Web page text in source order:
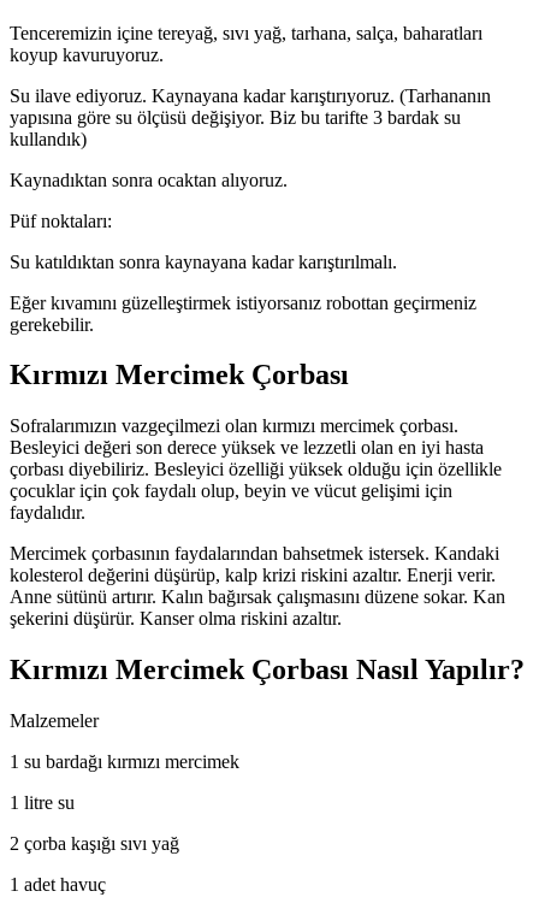
Tenceremizin içine tereyağ, sıvı yağ, tarhana, salça, baharatları
koyup kavuruyoruz.
Su ilave ediyoruz. Kaynayana kadar karıştırıyoruz. (Tarhananın
yapısına göre su ölçüsü değişiyor. Biz bu tarifte 3 bardak su
kullandık)
Kaynadıktan sonra ocaktan alıyoruz.
Püf noktaları:
Su katıldıktan sonra kaynayana kadar karıştırılmalı.
Eğer kıvamını güzelleştirmek istiyorsanız robottan geçirmeniz
gerekebilir.
Kırmızı Mercimek Çorbası
Sofralarımızın vazgeçilmezi olan kırmızı mercimek çorbası.
Besleyici değeri son derece yüksek ve lezzetli olan en iyi hasta
çorbası diyebiliriz. Besleyici özelliği yüksek olduğu için özellikle
çocuklar için çok faydalı olup, beyin ve vücut gelişimi için
faydalıdır.
Mercimek çorbasının faydalarından bahsetmek istersek. Kandaki
kolesterol değerini düşürüp, kalp krizi riskini azaltır. Enerji verir.
Anne sütünü artırır. Kalın bağırsak çalışmasını düzene sokar. Kan
şekerini düşürür. Kanser olma riskini azaltır.
Kırmızı Mercimek Çorbası Nasıl Yapılır?
Malzemeler
1 su bardağı kırmızı mercimek
1 litre su
2 çorba kaşığı sıvı yağ
1 adet havuç